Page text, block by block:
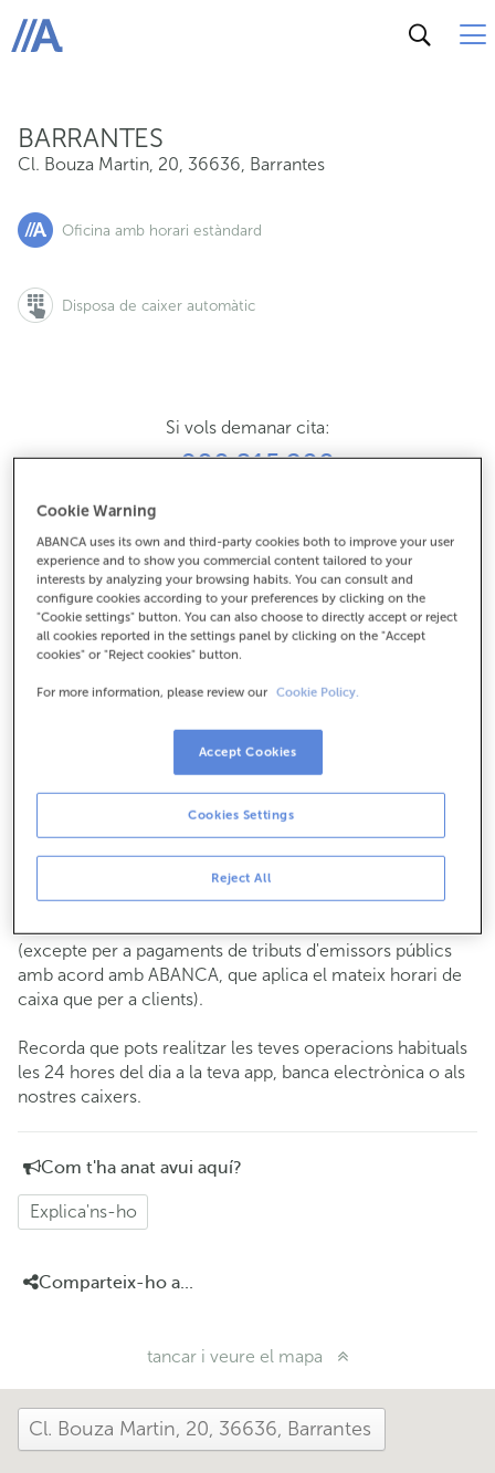
ABANCA
BARRANTES
Cl. Bouza Martin, 20, 36636, Barrantes
Oficina amb horari estàndard
Disposa de caixer automàtic
Si vols demanar cita:
900 815 200
986716006
Com arribar
De dilluns a divendres de8:15 a 14:00.
cita prèviai t'atendrem el dia i hora que
Operacions amb efectiu
Clients: de dilluns a divendres de 8:15 a 11:00
Si no ets client, l'horari de caixa serà elsdimarts i dijous
(excepte per a pagaments de tributs d'emissors públics
amb acord amb ABANCA, que aplica el mateix horari de
caixa que per a clients).
Recorda que pots realitzar les teves operacions habituals
les 24 hores del dia a la teva app, banca electrònica o als
nostres caixers.
Com t'ha anat avui aquí?
Explica'ns-ho
Comparteix-ho a...
tancar i veure el mapa
Cookie Warning
ABANCA uses its own and third-party cookies both to improve your user
experience and to show you commercial content tailored to your
interests by analyzing your browsing habits. You can consult and
configure cookies according to your preferences by clicking on the
"Cookie settings" button. You can also choose to directly accept or reject
all cookies reported in the settings panel by clicking on the "Accept
cookies" or "Reject cookies" button.
For more information, please review our Cookie Policy.
Reject All
Cookies Settings
Accept Cookies
Cl. Bouza Martin, 20, 36636, Barrantes